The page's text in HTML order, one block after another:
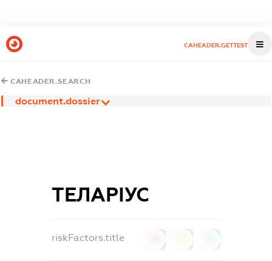
CAHEADER.GETTEST
CAHEADER.SEARCH
document.dossier
ТЕЛАРІУС
riskFactors.title